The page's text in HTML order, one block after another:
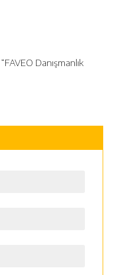
Danışmanlık